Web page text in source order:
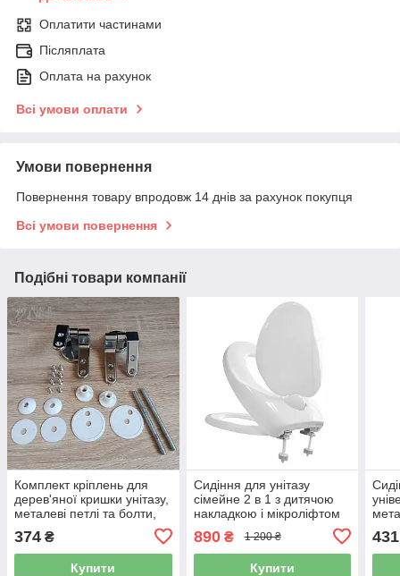
Оплатити частинами
Післяплата
Оплата на рахунок
Всі умови оплати
Умови повернення
Повернення товару впродовж 14 днів за рахунок покупця
Всі умови повернення
Подібні товари компанії
Комплект кріплень для
дерев'яної кришки унітазу,
металеві петлі та болти,
універсальний (OD-001)
374 ₴
Купити
Сидіння для унітазу
сімейне 2 в 1 з дитячою
накладкою і мікроліфтом
890₴ 1 200 ₴
Купити
431